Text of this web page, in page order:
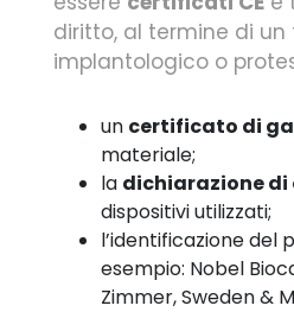
diritto, al termine di
implantologico o
un certificato di
materiale;
la dichiarazione di
dispositivi utilizzati;
l’identificazione
esempio: Nobel
Zimmer, Sweden &